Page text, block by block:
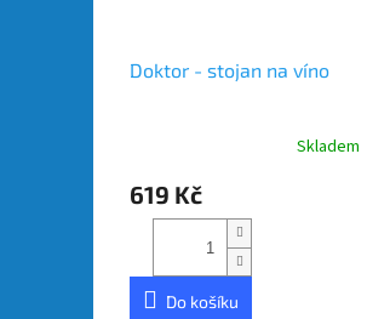
Doktor - stojan na víno
Skladem
619 Kč
Do košíku